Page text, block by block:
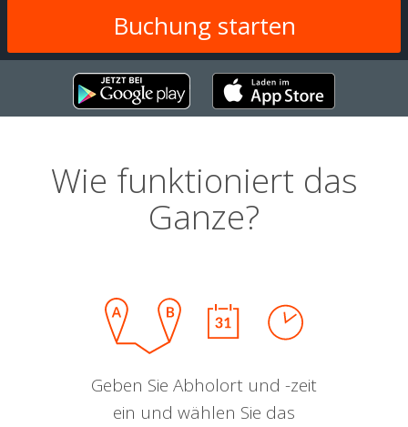
Wie funktioniert das
Ganze?
Geben Sie Abholort und -zeit
ein und wählen Sie das